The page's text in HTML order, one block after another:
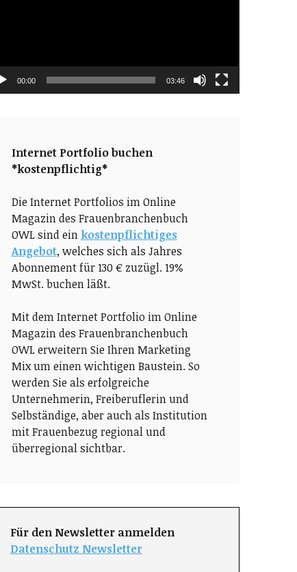
00:00 03:46
Internet Portfolio buchen
*kostenpflichtig*
Die Internet Portfolios im Online
Magazin des Frauenbranchenbuch
OWL sind ein kostenpflichtiges
Angebot, welches sich als Jahres
Abonnement für 130 € zuzügl. 19%
MwSt. buchen läßt.
Mit dem Internet Portfolio im Online
Magazin des Frauenbranchenbuch
OWL erweitern Sie Ihren Marketing
Mix um einen wichtigen Baustein. So
werden Sie als erfolgreiche
Unternehmerin, Freiberuflerin und
Selbständige, aber auch als Institution
mit Frauenbezug regional und
überregional sichtbar.
Für den Newsletter anmelden
Datenschutz Newsletter